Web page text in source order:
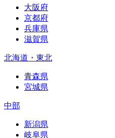
大阪府
京都府
兵庫県
滋賀県
北海道・東北
青森県
宮城県
中部
新潟県
岐阜県